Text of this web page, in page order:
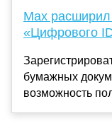
Max
«Цифрового
бумажных
возможность